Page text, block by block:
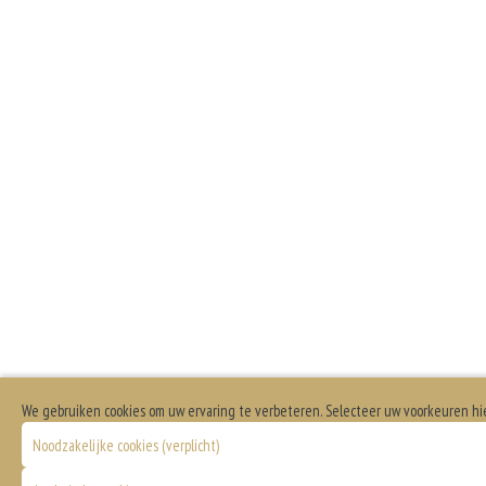
We gebruiken cookies om uw ervaring te verbeteren. Selecteer uw voorkeuren
Noodzakelijke cookies (verplicht)